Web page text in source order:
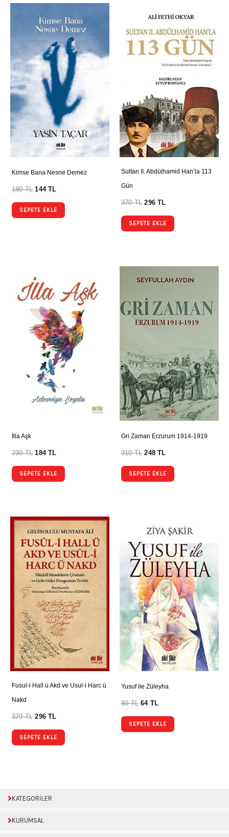
Kimse Bana Nesne Demez
180TL 144TL
SEPETE EKLE
Sultan II. Abdülhamid Han’la 113
Gün
370TL 296TL
SEPETE EKLE
İlla Aşk
230TL 184TL
SEPETE EKLE
Gri Zaman Erzurum 1914-1919
310TL 248TL
SEPETE EKLE
Fusul-i Hall ü Akd ve Usul-i Harc ü
Nakd
370TL 296TL
SEPETE EKLE
Yusuf ile Züleyha
80TL 64 TL
SEPETE EKLE
KATEGORİLER
KURUMSAL